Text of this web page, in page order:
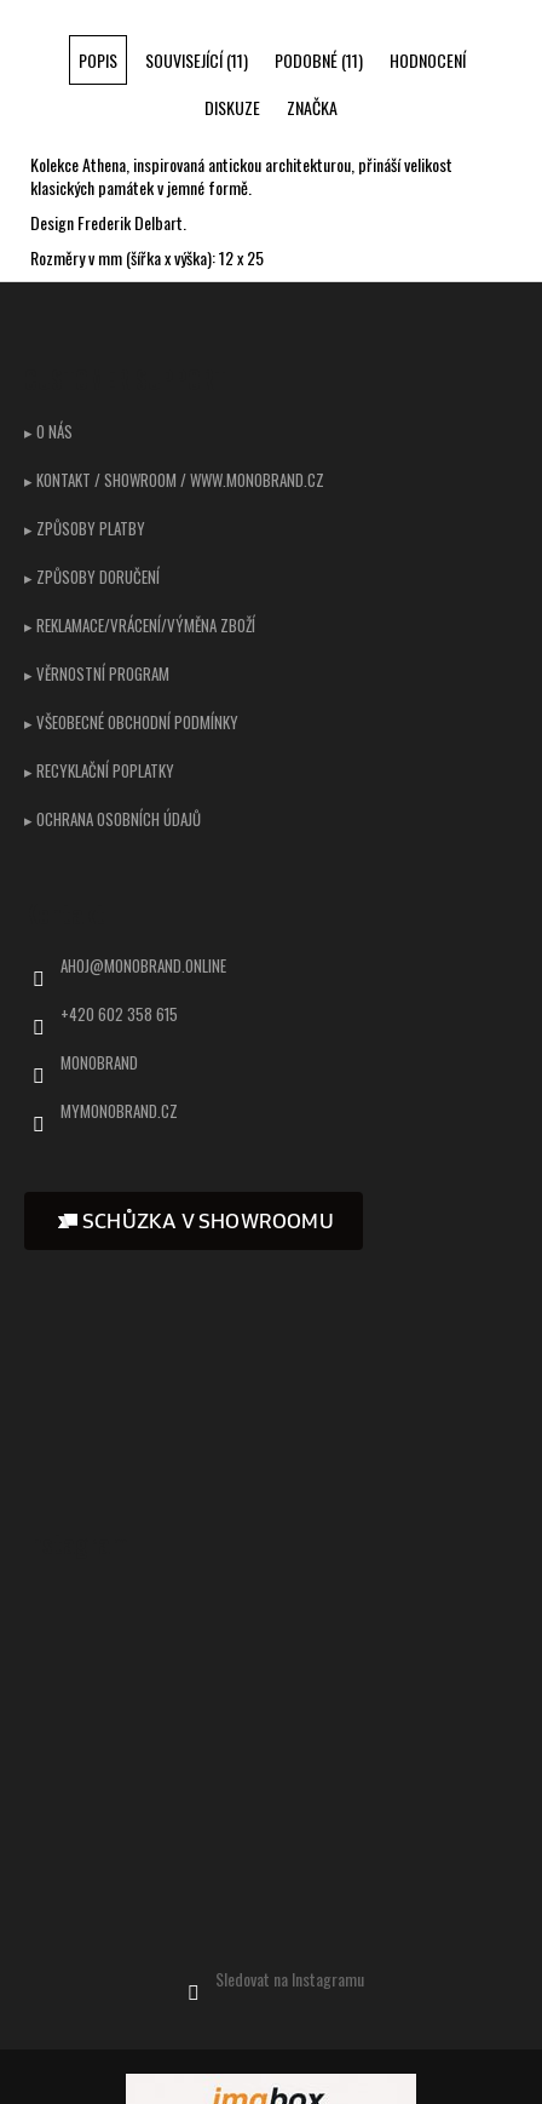
POPIS SOUVISEJÍCÍ (11) PODOBNÉ (11)
HODNOCENÍ
DISKUZE
ZNAČKA
Kolekce Athena, inspirovaná antickou architekturou, přináší velikost
klasických památek v jemné formě.
Design Frederik Delbart.
Rozměry v mm (šířka xvýška): 12 x 25
Z
▸ O NÁS
▸ KONTAKT / SHOWROOM / WWW.MONOBRAND.CZ
▸ ZPŮSOBY PLATBY
▸ ZPŮSOBY DORUČENÍ
▸ REKLAMACE/VRÁCENÍ/VÝMĚNA ZBOŽÍ
▸ VĚRNOSTNÍ PROGRAM
▸ VŠEOBECNÉ OBCHODNÍ PODMÍNKY
▸ RECYKLAČNÍ POPLATKY
▸ OCHRANA OSOBNÍCH ÚDAJŮ
AHOJ@MONOBRAND.ONLINE
+420 602 358 615
MONOBRAND
MYMONOBRAND.CZ
SCHŮZKA V SHOWROOMU
Sledovat na Instagramu